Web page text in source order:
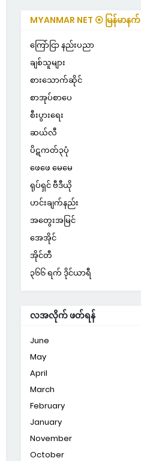
MYANMAR NET ⦿ မြန်မာနက်
ကြော်ငြာ နည်းပညာ
ချစ်သူများ
စားသောက်ဆိုင်
စာအုပ်စာပေ
စီးပွားရေး
ဆယ်လီ
ပိဋကတ်၃ပုံ
ဖေဖေ မေမေ
ရုပ်ရှင် ဗီဒီယို
ဟင်းချက်နည်း
အတွေးအမြင်
အေအိုင်
အိုင်တီ
၃၆၆ ရက် ဒိုင်ယာရီ
လအလိုက် ဖတ်ရန်
June
May
April
March
February
January
November
October